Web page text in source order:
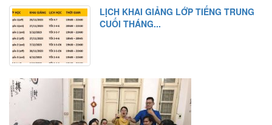
LỊCH KHAI GIẢNG LỚP TIẾNG TRUNG
CUỐI THÁNG...